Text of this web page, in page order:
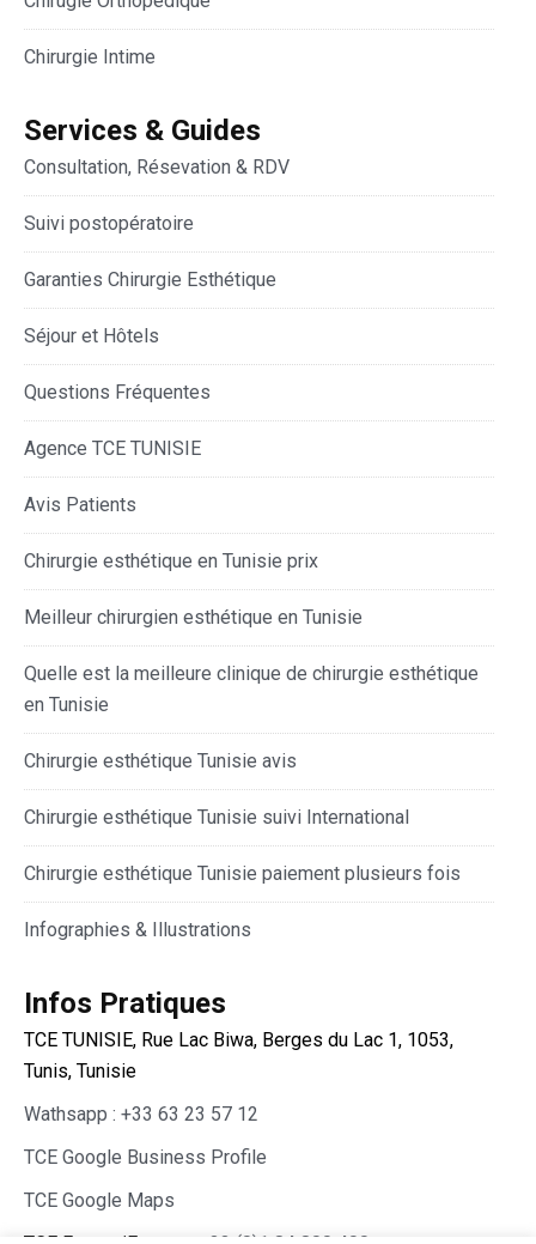
Chirurgie Intime
Services & Guides
Consultation, Résevation & RDV
Suivi postopératoire
Garanties Chirurgie Esthétique
Séjour et Hôtels
Questions Fréquentes
Agence TCE TUNISIE
Avis Patients
Chirurgie esthétique en Tunisie prix
Meilleur chirurgien esthétique en Tunisie
Quelle est la meilleure clinique de chirurgie esthétique
en Tunisie
Chirurgie esthétique Tunisie avis
Chirurgie esthétique Tunisie suivi International
Chirurgie esthétique Tunisie paiement plusieurs fois
Infographies & Illustrations
Infos Pratiques
TCE TUNISIE, Rue Lac Biwa, Berges du Lac 1, 1053,
Tunis, Tunisie
Wathsapp : +33 63 23 57 12
TCE Google Business Profile
TCE Google Maps